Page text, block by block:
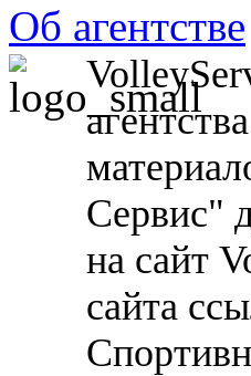
Об агентстве
Сервис"
на сайт
сайта